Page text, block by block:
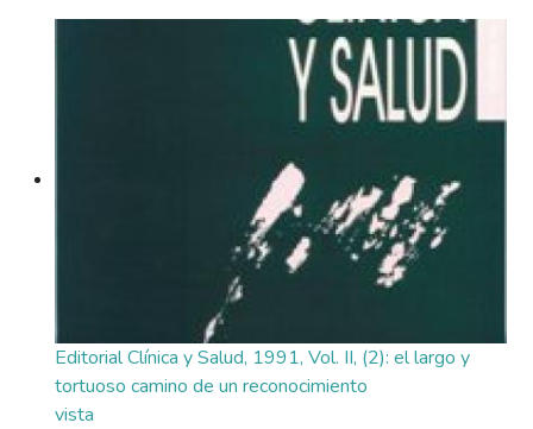
Editorial Clínica y Salud, 1991, Vol. II, (2): el largo y
tortuoso camino de un reconocimiento
vista